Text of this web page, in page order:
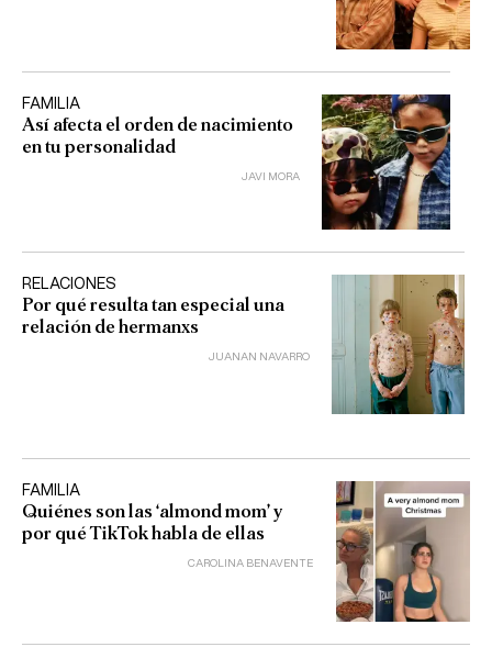
FAMILIA
Así afecta el orden de nacimiento
en tu personalidad
JAVI MORA
RELACIONES
Por qué resulta tan especial una
relación de hermanxs
JUANAN NAVARRO
FAMILIA
Quiénes son las ‘almond mom’ y
por qué TikTok habla de ellas
CAROLINA BENAVENTE